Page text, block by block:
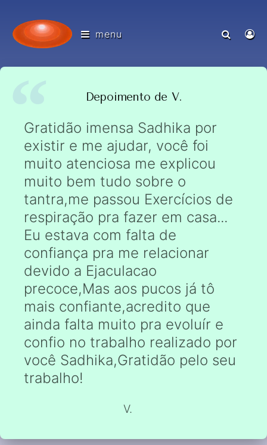
menu
Depoimento de V.
Gratidão imensa Sadhika por
existir e me ajudar, você foi
muito atenciosa me explicou
muito bem tudo sobre o
tantra,me passou Exercícios de
respiração pra fazer em casa...
Eu estava com falta de
confiança pra me relacionar
devido a Ejaculacao
precoce,Mas aos pucos já tô
mais confiante,acredito que
ainda falta muito pra evoluír e
confio no trabalho realizado por
você Sadhika,Gratidão pelo seu
trabalho!
V.